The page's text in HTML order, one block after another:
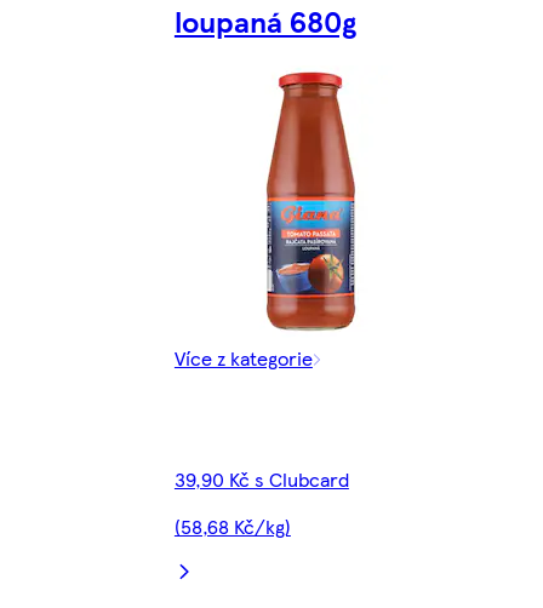
loupaná 680g
Více z kategorie
39,90 Kč s Clubcard
(58,68 Kč/kg)